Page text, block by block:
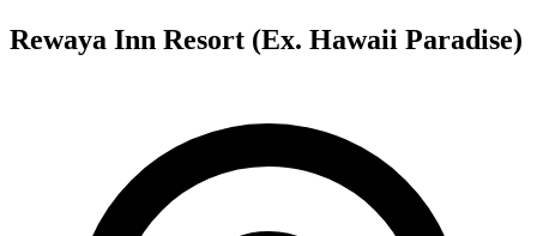
Rewaya Inn Resort (Ex. Hawaii Paradise)